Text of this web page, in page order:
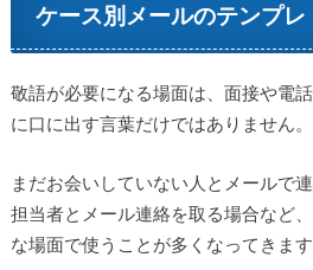
ケース別メールのテンプレ
敬語が必要になる場面は、面接や電
に口に出す言葉だけではありません。
まだお会いしていない人とメールで
担当者とメール連絡を取る場合など
な場面で使うことが多くなってきます